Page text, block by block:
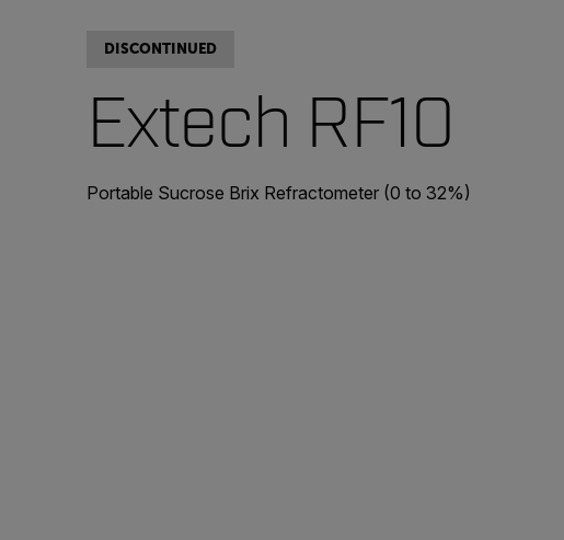
DISCONTINUED
Extech RF10
Portable Sucrose Brix Refractometer (0 to 32%)